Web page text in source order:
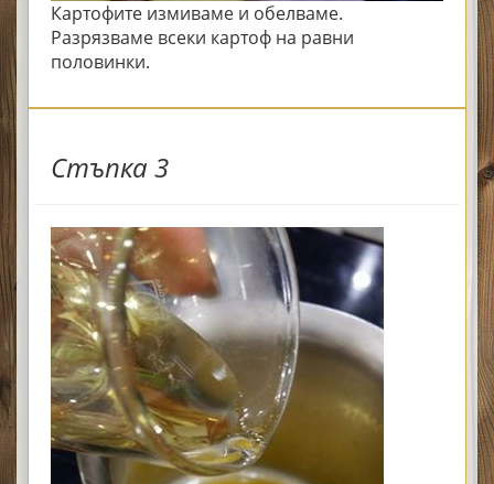
Картофите измиваме и обелваме.
Разрязваме всеки картоф на равни
половинки.
Стъпка 3